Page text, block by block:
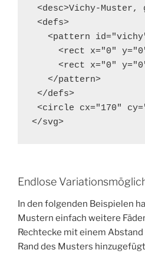
<desc>Vichy-Muster,
<defs>
<pattern
<rect x="0"
<rect x="0"
   </pattern>
</defs>
<circle cx="170"
</svg>
Endlose
In den folgenden Beispielen
Mustern einfach weitere
Rechtecke mit einem
Rand des Musters